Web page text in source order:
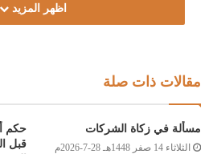
الحمد لله، والصلاة والسلام على رسول
أما بعد:
المروءةِ والشهادة، والمسلمُ لا يحلف إلَّا
اظهر المزيد
مقالات ذات صلة
مسألة في زكاة الشركات
الثلاثاء 14 صفر 1448هـ 28-7-2026م
حكم
قبل